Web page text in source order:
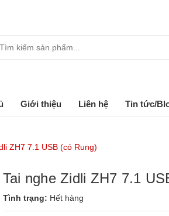
Giới thiệu Liên hệ Tin tức/
ZH7 7.1 USB (có Rung)
Tai nghe Zidli ZH7 7.1
Tình trạng: Hết hàng